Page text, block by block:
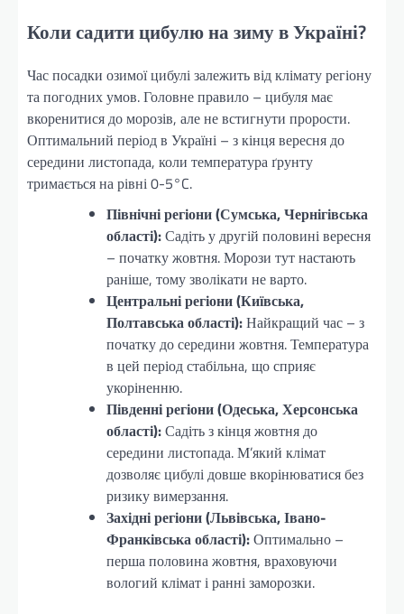
Коли садити цибулю на зиму в Україні?
Час посадки озимої цибулі залежить від клімату регіону
та погодних умов. Головне правило – цибуля має
вкоренитися до морозів, але не встигнути прорости.
Оптимальний період в Україні – з кінця вересня до
середини листопада, коли температура ґрунту
тримається на рівні 0-5°C.
Північні регіони (Сумська, Чернігівська
області):Садіть у другій половині вересня
– початку жовтня. Морози тут настають
раніше, тому зволікати не варто.
Центральні регіони (Київська,
Полтавська області):Найкращий час – з
початку до середини жовтня. Температура
в цей період стабільна, що сприяє
укоріненню.
Південні регіони (Одеська, Херсонська
області):Садіть з кінця жовтня до
середини листопада. М’який клімат
дозволяє цибулі довше вкорінюватися без
ризику вимерзання.
Західні регіони (Львівська, Івано-
Франківська області):Оптимально –
перша половина жовтня, враховуючи
вологий клімат і ранні заморозки.